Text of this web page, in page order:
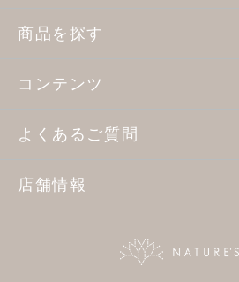
商品を探す
コンテンツ
よくあるご質問
店舗情報